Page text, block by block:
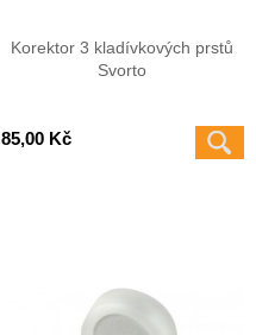
Korektor 3 kladívkových prstů
Svorto
85,00 Kč